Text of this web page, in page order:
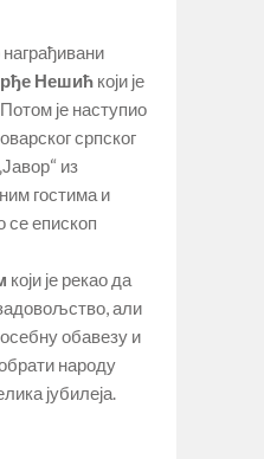
Нешић који је
је наступио
српског
из
гостима и
се епископ
који је рекао да
али
обавезу и
народу
јубилеја.